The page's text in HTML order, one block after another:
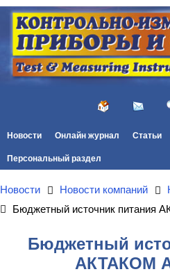
Новости Онлайн журнал Статьи
Персональный раздел
Новости Новости компаний
Бюджетный источник питания
Бюджетный
АКТАКОМ